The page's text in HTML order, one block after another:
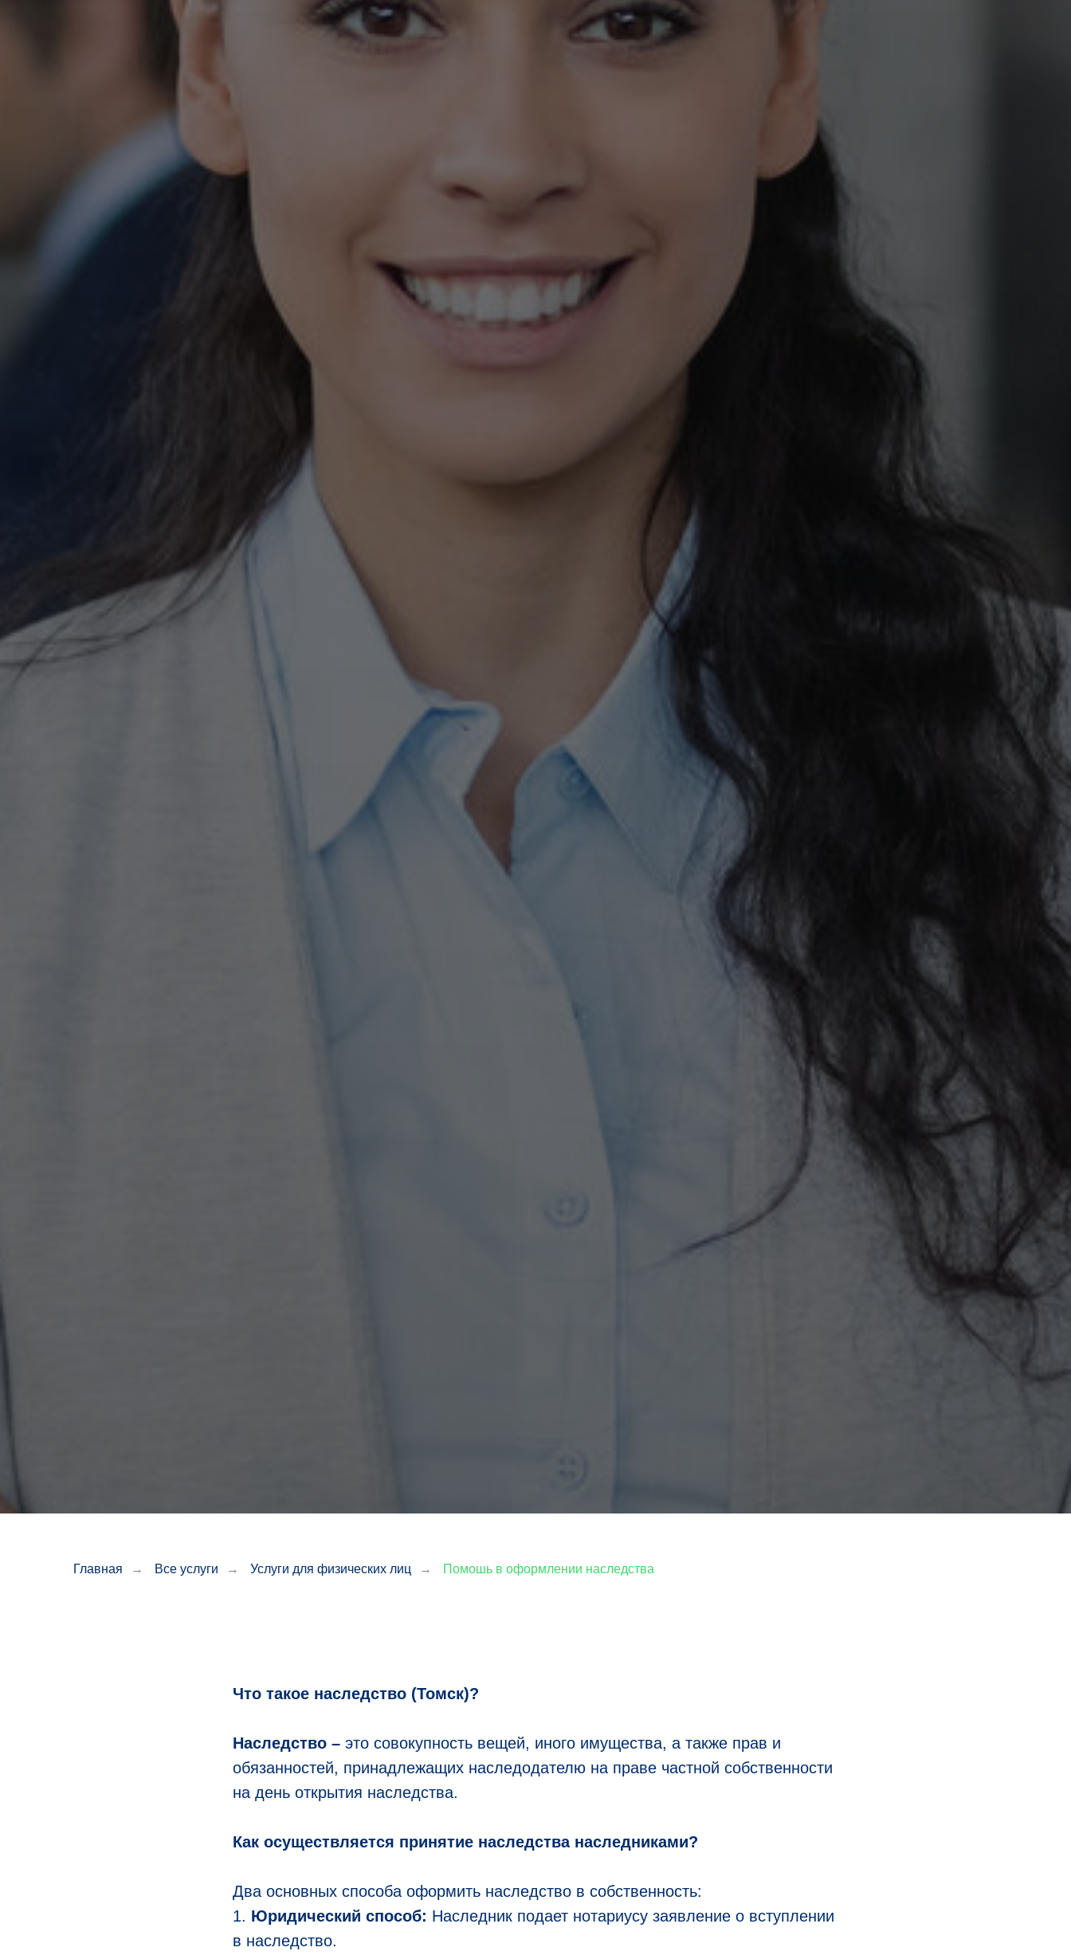
Главная → Все услуги → Услуги для физических лиц → Помошь в оформлении наследства
Что такое наследство (Томск)?
Наследство – это совокупность вещей, иного имущества, а также прав и
обязанностей, принадлежащих наследодателю на праве частной собственности
на день открытия наследства.
Как осуществляется принятие наследства наследниками?
Два основных способа оформить наследство в собственность:
1. Юридический способ: Наследник подает нотариусу заявление о вступлении
в наследство.